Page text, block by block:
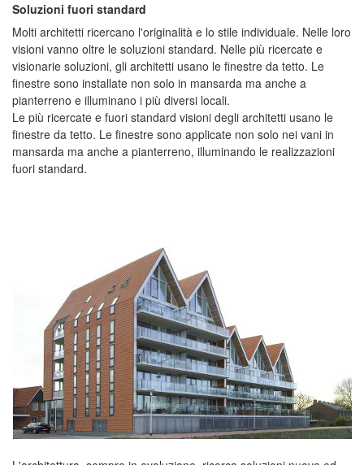
Soluzioni fuori standard
Molti architetti ricercano l'originalità e lo stile individuale. Nelle loro
visioni vanno oltre le soluzioni standard. Nelle più ricercate e
visionarie soluzioni, gli architetti usano le finestre da tetto. Le
finestre sono installate non solo in mansarda ma anche a
pianterreno e illuminano i più diversi locali.
Le più ricercate e fuori standard visioni degli architetti usano le
finestre da tetto. Le finestre sono applicate non solo nei vani in
mansarda ma anche a pianterreno, illuminando le realizzazioni
fuori standard.